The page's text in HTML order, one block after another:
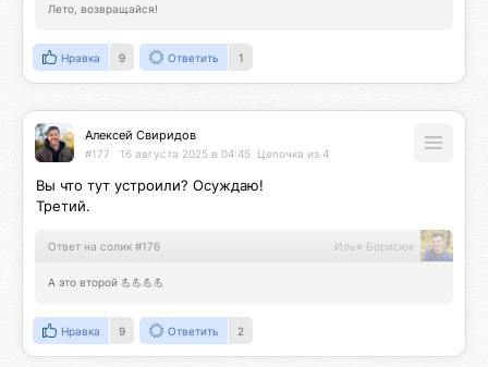
Лето, возвращайся!
Нравка 9 Ответить 1
Алексей Свиридов
#177 16 августа 2025 в 04:45 Цепочка из 4
Вы что тут устроили? Осуждаю!
Третий.
Ответ на солик #176 Илья Борисюк
А это второй 💪💪💪💪
Нравка 9 Ответить 2